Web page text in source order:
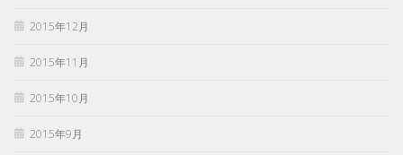
2015年12月
2015年11月
2015年10月
2015年9月